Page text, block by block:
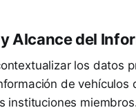
Alcance del
los datos
de
instituciones